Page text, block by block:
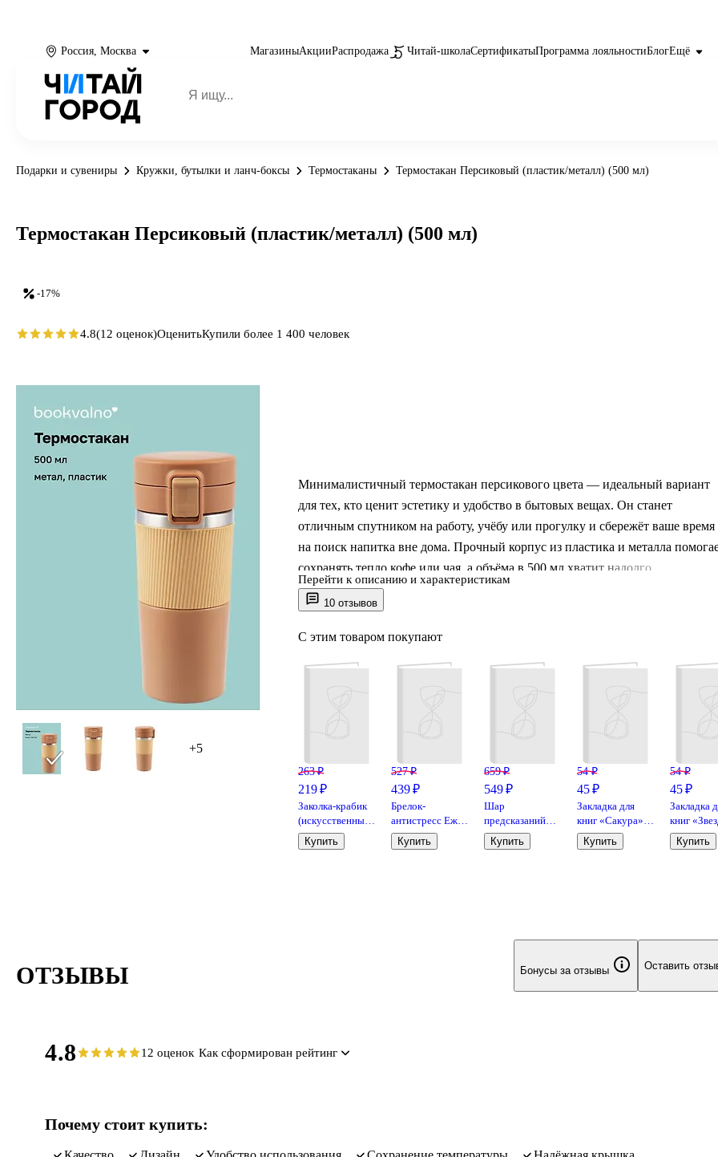
Россия, Москва МагазиныАкцииРаспродажа Читай-школаСертификатыПрограмма лояльностиБлогЕщё
Подарки и сувениры Кружки, бутылки и ланч-боксы Термостаканы Термостакан Персиковый (пластик/металл) (500 мл)
+5
10 отзывов
Минималистичный термостакан персикового цвета — идеальный вариант
для тех, кто ценит эстетику и удобство в бытовых вещах. Он станет
отличным спутником на работу, учёбу или прогулку и сбережёт ваше время
на поиск напитка вне дома. Прочный корпус из пластика и металла
сохранять тепло кофе или чая, а объёма в 500 мл хватит надолго.
Благодаря удобной форме термостакан комфортно лежит в руке и
в большинство подстаканников. А нежный персиковый цвет создаёт
Перейти к описанию и характеристикам
С этим товаром покупают
263 ₽
219 ₽
Заколка-крабик
(искусственный
жемчуг) (11 см),
Lafilaf
Купить
527 ₽
439 ₽
Брелок-
антистресс Ежик
(14х8) (АН2023-
5)
Купить
659 ₽
549 ₽
Шар
предсказаний
Таро (7х7)
Купить
54 ₽
45 ₽
Закладка для
книг «Сакура»,
пластик
Купить
54 ₽
45 ₽
Закладка
книг
ночь»,
Be positive
Купить
-17%
Термостакан Персиковый (пластик/металл) (500 мл)
4.8(12 оценок)ОценитьКупили более 1 400 человек
ОТЗЫВЫ Бонусы за отзывы Оставить
4.8 12 оценок Как сформирован рейтинг
Почему стоит купить: